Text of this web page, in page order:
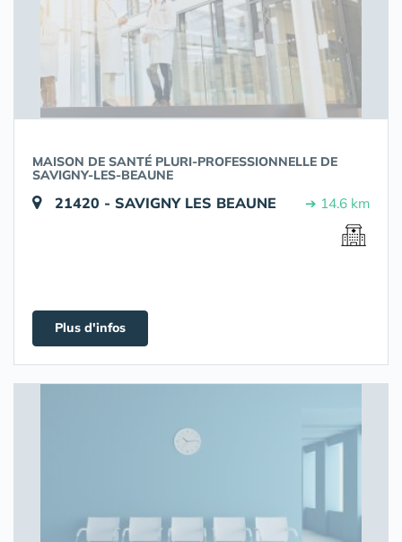
MAISON DE SANTÉ PLURI-PROFESSIONNELLE DE
SAVIGNY-LES-BEAUNE
21420 - SAVIGNY LES BEAUNE ➔ 14.6 km
Plus d'infos